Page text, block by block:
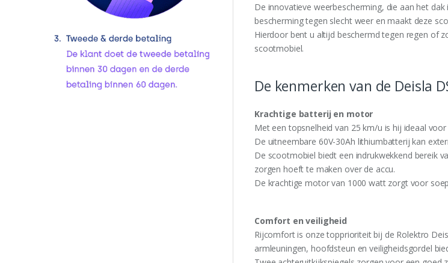
De innovatieve weerbescherming, die aan het
bescherming tegen slecht weer en maakt deze
Hierdoor bent u altijd beschermd tegen regen of
scootmobiel.
De kenmerken van de Deisla
Krachtige batterij en motor
Met een topsnelheid van 25 km/u is hij ideaal
De uitneembare 60V-30Ah lithiumbatterij kan
De scootmobiel biedt een indrukwekkend bereik
zorgen hoeft te maken over de accu.
De krachtige motor van 1000 watt zorgt voor
Comfort en veiligheid
Rijcomfort is onze topprioriteit bij de Rolektro
armleuningen, hoofdsteun en veiligheidsgordel